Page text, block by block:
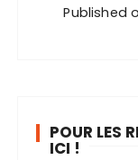
Published
POUR LES
ICI !